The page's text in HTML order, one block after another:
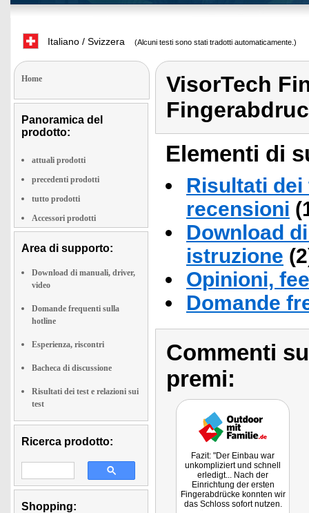
Italiano / Svizzera (Alcuni testi sono stati tradotti automaticamente.)
Home
Panoramica del
prodotto:
attuali prodotti
precedenti prodotti
tutto prodotti
Accessori prodotti
Area di supporto:
Download di manuali, driver,
video
Domande frequenti sulla
hotline
Esperienza, riscontri
Bacheca di discussione
Risultati dei test e relazioni sui
test
Ricerca prodotto:
Shopping:
VisorTech
Elementi di
Risultati
recensioni
Download
istruzione
Opinioni,
Domande
Commenti
premi:
Fazit: "Der Einbau war
unkompliziert und schnell
erledigt... Nach der
Einrichtung der ersten
Fingerabdrücke konnten wir
das Schloss sofort nutzen.